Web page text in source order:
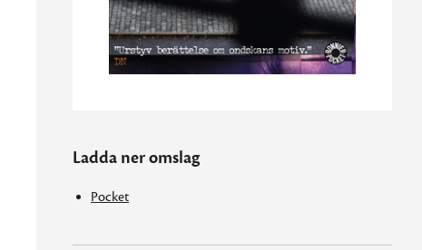
Ladda ner omslag
Pocket